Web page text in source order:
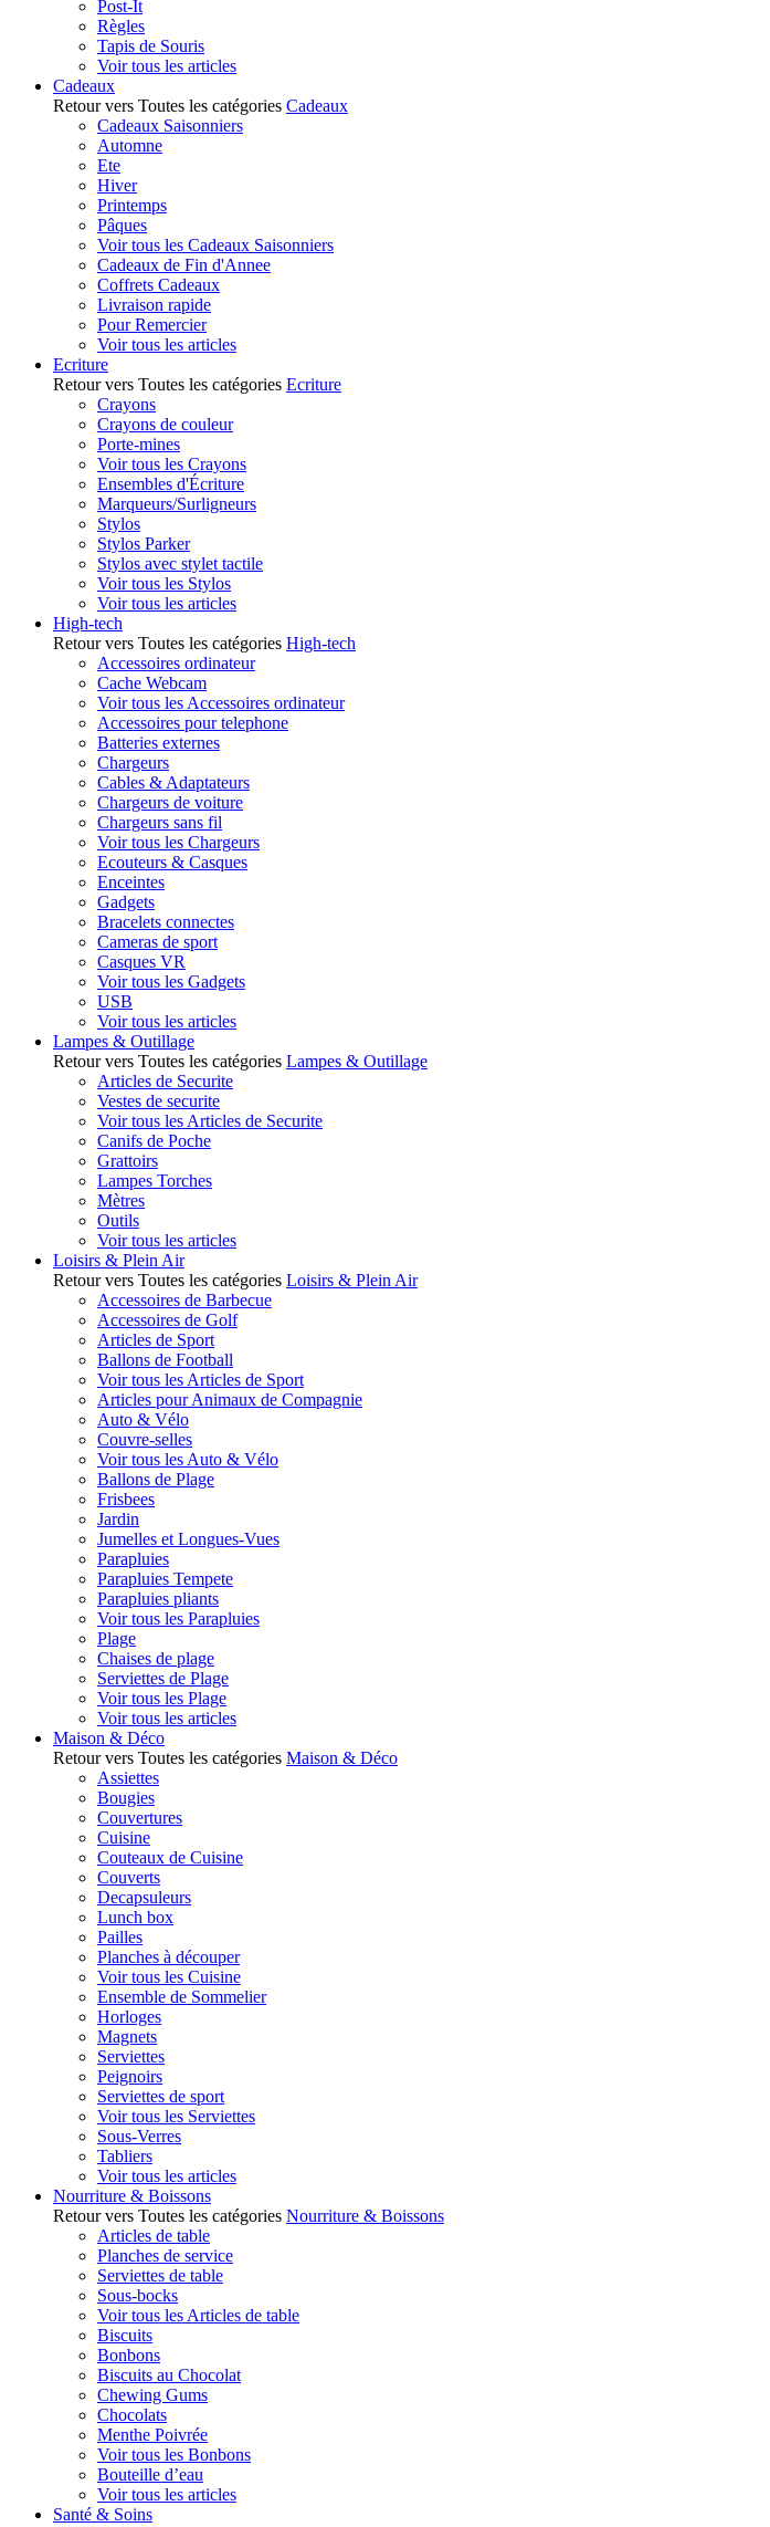
Post-It
Règles
Tapis de Souris
Voir tous les articles
Cadeaux
Retour vers Toutes les catégories Cadeaux
Cadeaux Saisonniers
Automne
Ete
Hiver
Printemps
Pâques
Voir tous les Cadeaux Saisonniers
Cadeaux de Fin d'Annee
Coffrets Cadeaux
Livraison rapide
Pour Remercier
Voir tous les articles
Ecriture
Retour vers Toutes les catégories Ecriture
Crayons
Crayons de couleur
Porte-mines
Voir tous les Crayons
Ensembles d'Écriture
Marqueurs/Surligneurs
Stylos
Stylos Parker
Stylos avec stylet tactile
Voir tous les Stylos
Voir tous les articles
High-tech
Retour vers Toutes les catégories High-tech
Accessoires ordinateur
Cache Webcam
Voir tous les Accessoires ordinateur
Accessoires pour telephone
Batteries externes
Chargeurs
Cables & Adaptateurs
Chargeurs de voiture
Chargeurs sans fil
Voir tous les Chargeurs
Ecouteurs & Casques
Enceintes
Gadgets
Bracelets connectes
Cameras de sport
Casques VR
Voir tous les Gadgets
USB
Voir tous les articles
Lampes & Outillage
Retour vers Toutes les catégories Lampes & Outillage
Articles de Securite
Vestes de securite
Voir tous les Articles de Securite
Canifs de Poche
Grattoirs
Lampes Torches
Mètres
Outils
Voir tous les articles
Loisirs & Plein Air
Retour vers Toutes les catégories Loisirs & Plein Air
Accessoires de Barbecue
Accessoires de Golf
Articles de Sport
Ballons de Football
Voir tous les Articles de Sport
Articles pour Animaux de Compagnie
Auto & Vélo
Couvre-selles
Voir tous les Auto & Vélo
Ballons de Plage
Frisbees
Jardin
Jumelles et Longues-Vues
Parapluies
Parapluies Tempete
Parapluies pliants
Voir tous les Parapluies
Plage
Chaises de plage
Serviettes de Plage
Voir tous les Plage
Voir tous les articles
Maison & Déco
Retour vers Toutes les catégories Maison & Déco
Assiettes
Bougies
Couvertures
Cuisine
Couteaux de Cuisine
Couverts
Decapsuleurs
Lunch box
Pailles
Planches à découper
Voir tous les Cuisine
Ensemble de Sommelier
Horloges
Magnets
Serviettes
Peignoirs
Serviettes de sport
Voir tous les Serviettes
Sous-Verres
Tabliers
Voir tous les articles
Nourriture & Boissons
Retour vers Toutes les catégories Nourriture & Boissons
Articles de table
Planches de service
Serviettes de table
Sous-bocks
Voir tous les Articles de table
Biscuits
Bonbons
Biscuits au Chocolat
Chewing Gums
Chocolats
Menthe Poivrée
Voir tous les Bonbons
Bouteille d’eau
Voir tous les articles
Santé & Soins